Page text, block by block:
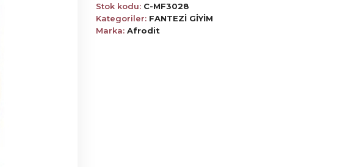
Stok kodu: C-MF3028
Kategoriler: FANTEZİ GİYİM
Marka: Afrodit